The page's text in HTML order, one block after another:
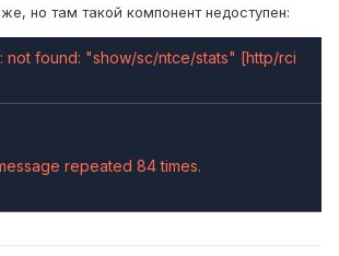
но там такой компонент недоступен:
not found: "show/sc/ntce/stats" [http/rci
repeated 84 times.